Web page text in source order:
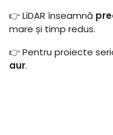
👉 LiDAR înseamnă
mare și timp redus.
👉 Pentru proiecte
aur.